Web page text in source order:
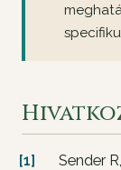
[1]
Sender